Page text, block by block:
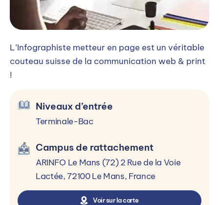
L’Infographiste metteur en page est un véritable
couteau suisse de la communication web & print
!
Niveaux d’entrée
Terminale-Bac
Campus de rattachement
ARINFO Le Mans (72) 2 Rue de la Voie
Lactée, 72100 Le Mans, France
Voir sur la carte
communication
Assurer une veille technique, technologique et
Promouvoir une réalisation graphique
Adaptateur de contenus pour le web et les
réseaux sociaux
Niveaux d’entrée et conditions
d’accès